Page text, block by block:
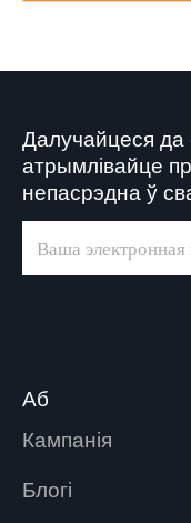
Далучайцеся да
атрымлівайце
непасрэдна ў
Аб
Кампанія
Блогі